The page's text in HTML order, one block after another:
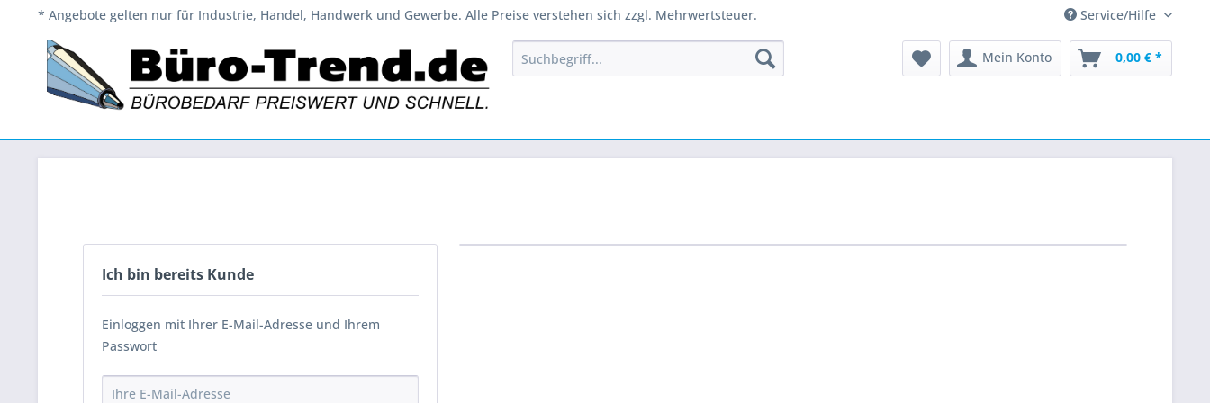
* Angebote gelten nur für Industrie, Handel, Handwerk und Gewerbe. Alle Preise verstehen sich zzgl. Mehrwertsteuer. Service/Hilfe
Mein Konto 0,00 € *
Ich bin bereits Kunde
Einloggen mit Ihrer E-Mail-Adresse und Ihrem
Passwort